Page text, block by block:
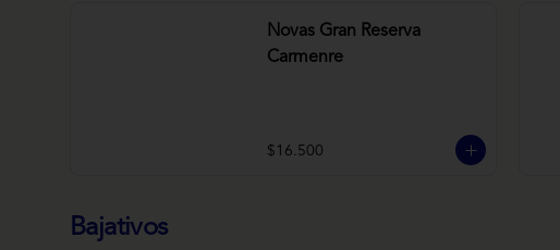
Novas Gran Reserva
Carmenre
$16.500
Bajativos